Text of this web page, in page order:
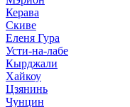
Керава
Скиве
Еленя Гура
Усти-на-лабе
Кырджали
Хайкоу
Цзянинь
Чунцин